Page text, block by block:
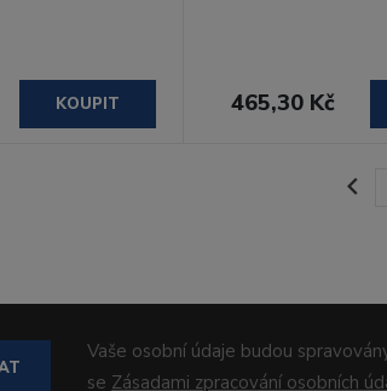
KOUPIT 465,30 Kč
Vaše osobní údaje budou
se Zásadami zpracování osobních